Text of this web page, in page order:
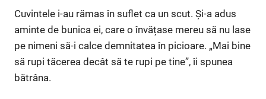
Cuvintele i-au rămas în suflet ca un scut. Și-a adus
aminte de bunica ei, care o învățase mereu să nu lase
pe nimeni să-i calce demnitatea în picioare. „Mai bine
să rupi tăcerea decât să te rupi pe tine”, îi spunea
bătrâna.